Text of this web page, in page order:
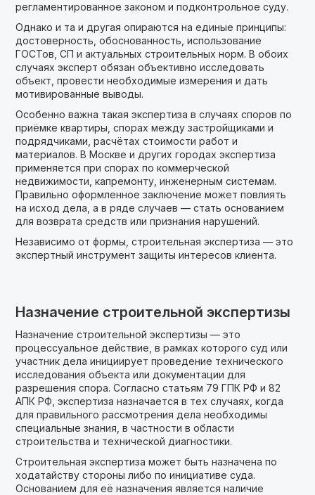
регламентированное законом и подконтрольное суду.
Однако и та и другая опираются на единые принципы:
достоверность, обоснованность, использование
ГОСТов, СП и актуальных строительных норм. В обоих
случаях эксперт обязан объективно исследовать
объект, провести необходимые измерения и дать
мотивированные выводы.
Особенно важна такая экспертиза в случаях споров по
приёмке квартиры, спорах между застройщиками и
подрядчиками, расчётах стоимости работ и
материалов. В Москве и других городах экспертиза
применяется при спорах по коммерческой
недвижимости, капремонту, инженерным системам.
Правильно оформленное заключение может повлиять
на исход дела, а в ряде случаев — стать основанием
для возврата средств или признания нарушений.
Независимо от формы, строительная экспертиза — это
экспертный инструмент защиты интересов клиента.
Назначение строительной экспертизы
Назначение строительной экспертизы — это
процессуальное действие, в рамках которого суд или
участник дела инициирует проведение технического
исследования объекта или документации для
разрешения спора. Согласно статьям 79 ГПК РФ и 82
АПК РФ, экспертиза назначается в тех случаях, когда
для правильного рассмотрения дела необходимы
специальные знания, в частности в области
строительства и технической диагностики.
Строительная экспертиза может быть назначена по
ходатайству стороны либо по инициативе суда.
Основанием для её назначения является наличие